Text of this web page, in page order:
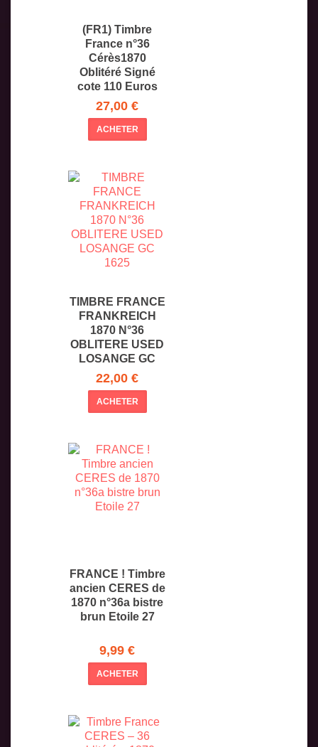
(FR1) Timbre
France n°36
Cérès1870
Oblitéré Signé
cote 110 Euros
27,00 €
ACHETER
TIMBRE FRANCE
FRANKREICH
1870 N°36
OBLITERE USED
LOSANGE GC
1625
22,00 €
ACHETER
FRANCE ! Timbre
ancien CERES de
1870 n°36a bistre
brun Etoile 27
9,99 €
ACHETER